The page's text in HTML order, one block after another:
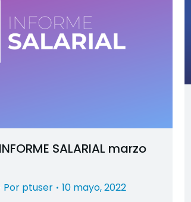
SALARIAL marzo
Por ptuser
10 mayo, 2022